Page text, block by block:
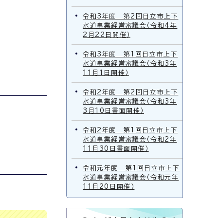
令和3年度 第2回日立市上下
水道事業経営審議会（令和4年
2月22日開催）
令和3年度 第1回日立市上下
水道事業経営審議会（令和3年
11月1日開催）
令和2年度 第2回日立市上下
水道事業経営審議会（令和3年
3月10日書面開催）
令和2年度 第1回日立市上下
水道事業経営審議会（令和2年
11月30日書面開催）
令和元年度 第1回日立市上下
水道事業経営審議会（令和元年
11月20日開催）